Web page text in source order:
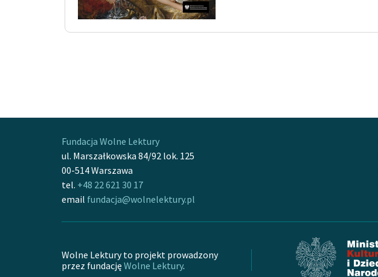
Fundacja Wolne Lektury
ul. Marszałkowska 84/92 lok. 125
00-514 Warszawa
tel. +48 22 621 30 17
email fundacja@wolnelektury.pl
Wolne Lektury to projekt prowadzony
przez fundację Wolne Lektury.